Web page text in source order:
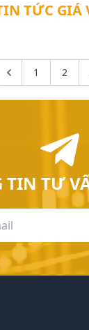
TỨC GIÁ
1 2
TƯ